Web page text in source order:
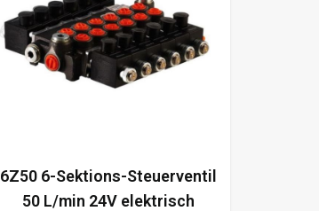
6Z50 6-Sektions-Steuerventil
50 L/min 24V elektrisch